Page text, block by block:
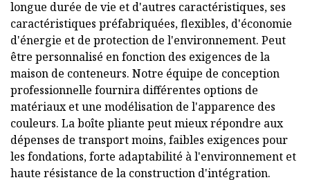
longue durée de vie et d'autres caractéristiques, ses
caractéristiques préfabriquées, flexibles, d'économie
d'énergie et de protection de l'environnement. Peut
être personnalisé en fonction des exigences de la
maison de conteneurs. Notre équipe de conception
professionnelle fournira différentes options de
matériaux et une modélisation de l'apparence des
couleurs. La boîte pliante peut mieux répondre aux
dépenses de transport moins, faibles exigences pour
les fondations, forte adaptabilité à l'environnement et
haute résistance de la construction d'intégration.